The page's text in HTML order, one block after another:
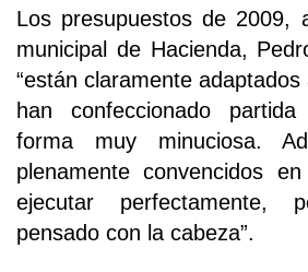
Los presupuestos de 2009,
municipal de Hacienda,
“están claramente
han confeccionado
forma muy minuciosa.
plenamente convencidos
ejecutar perfectamente,
pensado con la cabeza”.